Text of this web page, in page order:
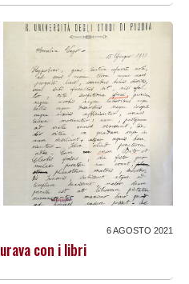
6 AGOSTO 2021
con i libri